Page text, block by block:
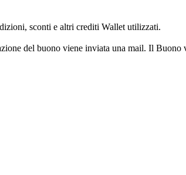
sconti e altri crediti Wallet utilizzati.
del buono viene inviata una mail. Il